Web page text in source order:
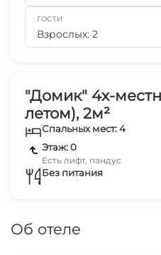
"Домик" 4х-
летом), 2м²
Спальных мест: 4
Этаж: 0
Есть лифт, пандус
Без питания
Об отеле
ГОСТИ
Взрослых: 2